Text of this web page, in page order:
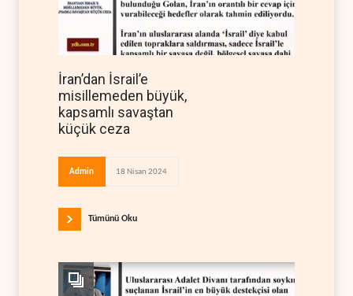
İran’dan İsrail’e
misillemeden büyük,
kapsamlı savaştan
küçük ceza
Admin 18 Nisan 2024
Tümünü Oku